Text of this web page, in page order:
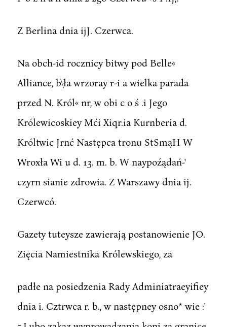
Z Berlina dnia ijJ. Czerwca.
Na obch-id rocznicy bitwy pod Belle«
Alliance, b\ła wrzoray r-i a wielka parada
przed N. Król« nr, w obi c o ś .i Jego
Królewicoskiey Mći Xiqr.ia Kurnberia d.
Króltwic Jrnć Następca tronu StSmąH W
Wroxła Wi u d. 13. m. b. W naypoźądań-'
czyrn sianie zdrowia. Z Warszawy dnia ij.
Czerwcó.
Gazety tuteysze zawierają postanowienie JO.
Zięcia Namiestnika Królewskiego, za
padłe na posiedzenia Rady Adminiatraeyifiey
dnia i. Cztrwca r. b., w następney osno* wie :'